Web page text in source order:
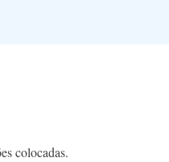
colocadas.